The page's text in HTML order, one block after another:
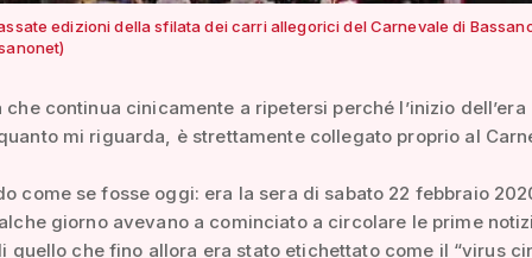
edizioni della sfilata dei carri allegorici del Carnevale di
che continua cinicamente a ripetersi perché l’inizio dell’era
mi riguarda, è strettamente collegato proprio al
come se fosse oggi: era la sera di sabato 22 febbraio
giorno avevano a cominciato a circolare le prime
quello che fino allora era stato etichettato come il “virus